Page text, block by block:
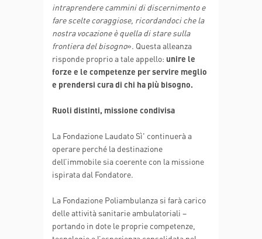
intraprendere cammini di discernimento e
fare scelte coraggiose, ricordandoci che la
nostra vocazione è quella di stare sulla
frontiera del bisogno». Questa alleanza
risponde proprio a tale appello: unire le
forze e le competenze per servire meglio
e prendersi cura di chi ha più bisogno.
Ruoli distinti, missione condivisa
La Fondazione Laudato Sì' continuerà a
operare perché la destinazione
dell’immobile sia coerente con la missione
ispirata dal Fondatore.
La Fondazione Poliambulanza si farà carico
delle attività sanitarie ambulatoriali –
portando in dote le proprie competenze,